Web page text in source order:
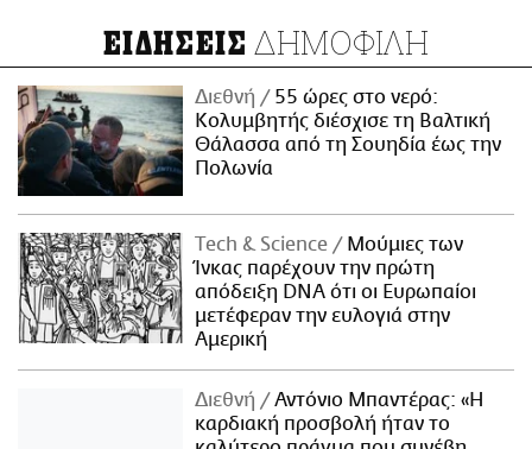
ΕΙΔΗΣΕΙΣ ΔΗΜΟΦΙΛΗ
Διεθνή
55 ώρες στο νερό:
Κολυμβητής διέσχισε τη Βαλτική
Θάλασσα από τη Σουηδία έως την
Πολωνία
Τech & Science
Μούμιες των
Ίνκας παρέχουν την πρώτη
απόδειξη DNA ότι οι Ευρωπαίοι
μετέφεραν την ευλογιά στην
Αμερική
Διεθνή
Αντόνιο Μπαντέρας: «Η
καρδιακή προσβολή ήταν το